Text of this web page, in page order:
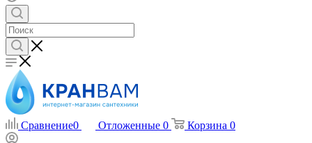
Сравнение0 Отложенные 0 Корзина 0